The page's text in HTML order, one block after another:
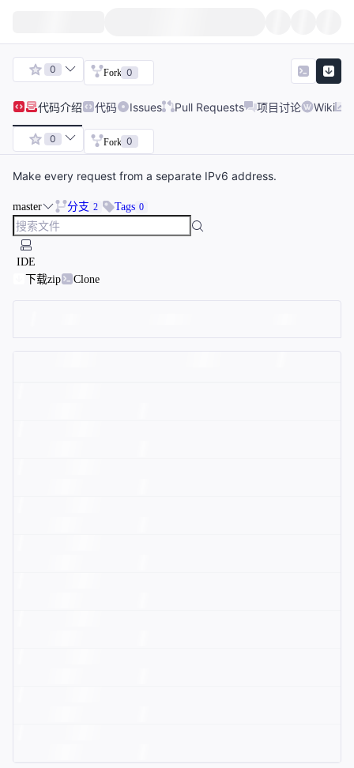
0 Fork 0
代码介绍 代码 Issues Pull Requests 项目讨论 Wiki
0 Fork 0
Make every request from a separate IPv6 address.
master 分支 2 Tags 0
IDE
下载zip
Clone